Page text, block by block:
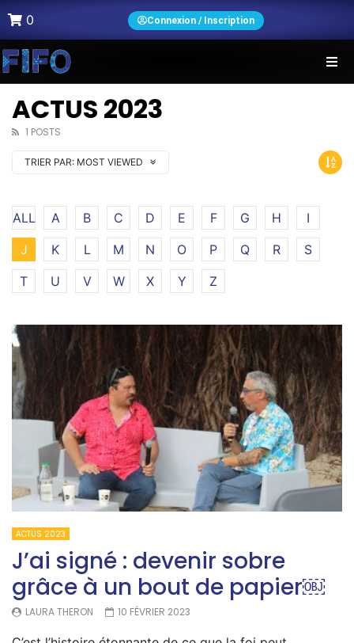
0 Connexion / Inscription
ACTUS 2023
1 POSTS
TRIER PAR: MOST VIEWED
ALL A B C D E F G H
I
J
K L M N O P Q R
S
T
U V W X Y Z
ACTUS 2023
J’ai signé : devenir sobre
grâce à un bout de papier￼
LAURA THERON 10 FÉVRIER 2023